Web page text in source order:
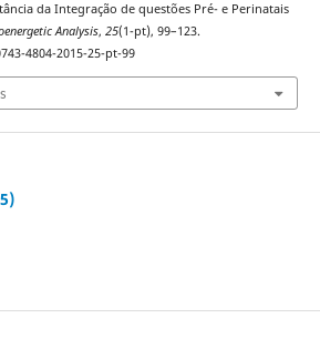
da Integração de questões Pré- e Perinatais
Analysis, 25(1-pt), 99–123.
4804-2015-25-pt-99